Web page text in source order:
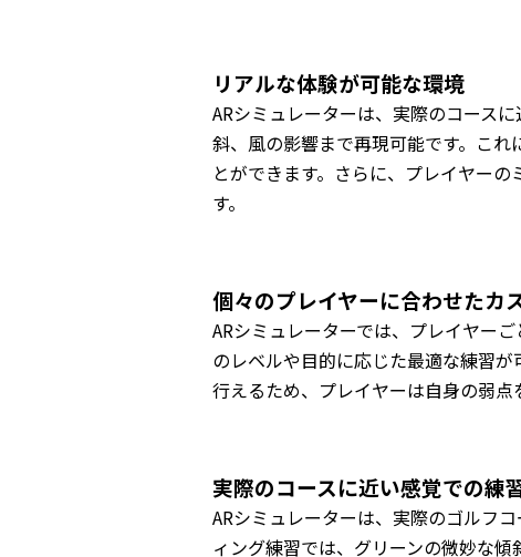
リアルな体験が可能な環境
ARシミュレーターは、実際のコース
斜、風の影響まで再現可能です。こ
とができます。さらに、プレイヤー
す。
個々のプレイヤーに合わせたカ
ARシミュレーターでは、プレイヤー
のレベルや目的に応じた最適な練習
行えるため、プレイヤーは自身の弱点
実際のコースに近い感覚での練
ARシミュレーターは、実際のゴルフ
ィング練習では、グリーンの微妙な